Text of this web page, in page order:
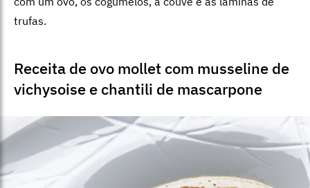
trufas.
Receita de ovo mollet com musseline de
vichysoise e chantili de mascarpone